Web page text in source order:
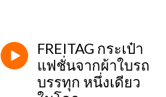
FREITAG กระเป๋า
แฟชั่นจากผ้าใบรถ
บรรทุก หนึ่งเดียว